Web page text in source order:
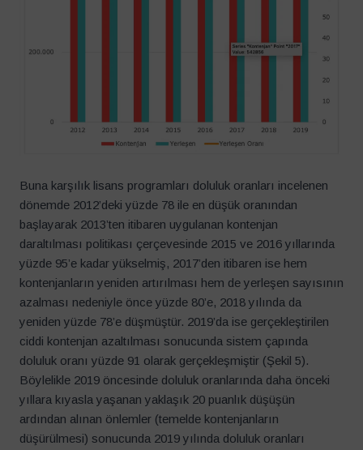
Buna karşılık lisans programları doluluk oranları incelenen
dönemde 2012’deki yüzde 78 ile en düşük oranından
başlayarak 2013’ten itibaren uygulanan kontenjan
daraltılması politikası çerçevesinde 2015 ve 2016 yıllarında
yüzde 95’e kadar yükselmiş, 2017’den itibaren ise hem
kontenjanların yeniden artırılması hem de yerleşen sayısının
azalması nedeniyle önce yüzde 80’e, 2018 yılında da
yeniden yüzde 78’e düşmüştür. 2019’da ise gerçekleştirilen
ciddi kontenjan azaltılması sonucunda sistem çapında
doluluk oranı yüzde 91 olarak gerçekleşmiştir (Şekil 5).
Böylelikle 2019 öncesinde doluluk oranlarında daha önceki
yıllara kıyasla yaşanan yaklaşık 20 puanlık düşüşün
ardından alınan önlemler (temelde kontenjanların
düşürülmesi) sonucunda 2019 yılında doluluk oranları